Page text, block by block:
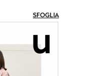
SFOGLIA